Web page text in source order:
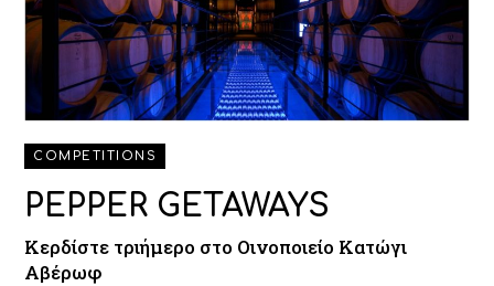
COMPETITIONS
PEPPER GETAWAYS
Κερδίστε τριήμερο στο Οινοποιείο Κατώγι
Αβέρωφ